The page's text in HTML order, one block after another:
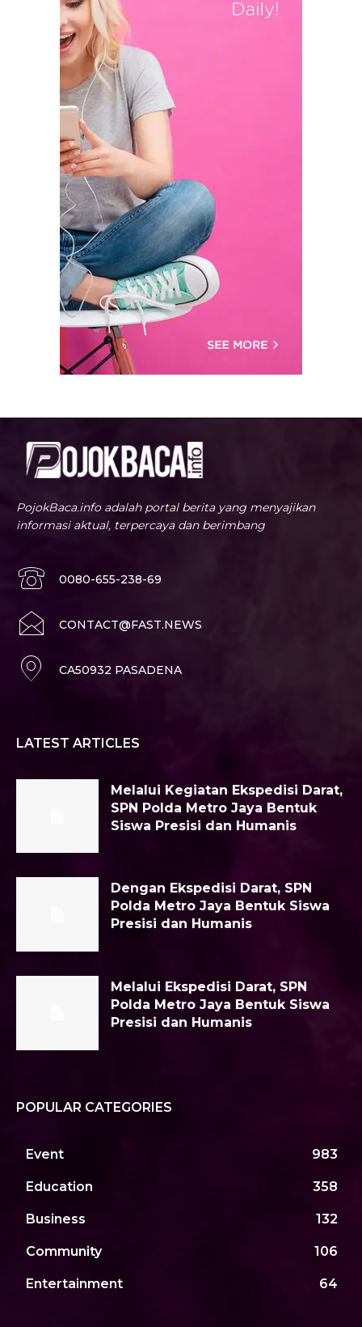
PojokBaca.info adalah portal berita yang menyajikan
informasi aktual, terpercaya dan berimbang
0080-655-238-69
CONTACT@FAST.NEWS
CA50932 PASADENA
LATEST ARTICLES
Melalui Kegiatan Ekspedisi Darat,
SPN Polda Metro Jaya Bentuk
Siswa Presisi dan Humanis
Dengan Ekspedisi Darat, SPN
Polda Metro Jaya Bentuk Siswa
Presisi dan Humanis
Melalui Ekspedisi Darat, SPN
Polda Metro Jaya Bentuk Siswa
Presisi dan Humanis
POPULAR CATEGORIES
Event 983
Education 358
Business 132
Community 106
Entertainment 64